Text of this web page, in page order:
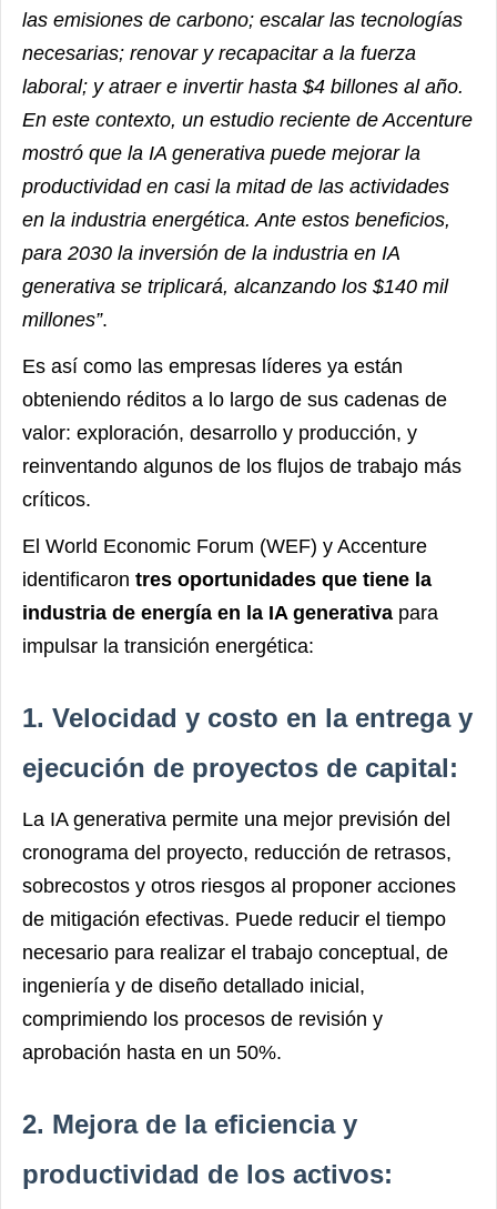
las emisiones de carbono; escalar las tecnologías
necesarias; renovar y recapacitar a la fuerza
laboral; y atraer e invertir hasta $4 billones al año.
En este contexto, un estudio reciente de Accenture
mostró que la IA generativa puede mejorar la
productividad en casi la mitad de las actividades
en la industria energética. Ante estos beneficios,
para 2030 la inversión de la industria en IA
generativa se triplicará, alcanzando los $140 mil
millones”.
Es así como las empresas líderes ya están
obteniendo réditos a lo largo de sus cadenas de
valor: exploración, desarrollo y producción, y
reinventando algunos de los flujos de trabajo más
críticos.
El World Economic Forum (WEF) y Accenture
identificaron tres oportunidades que tiene la
industria de energía en la IA generativa para
impulsar la transición energética:
1. Velocidad y costo en la entrega y
ejecución de proyectos de capital:
La IA generativa permite una mejor previsión del
cronograma del proyecto, reducción de retrasos,
sobrecostos y otros riesgos al proponer acciones
de mitigación efectivas. Puede reducir el tiempo
necesario para realizar el trabajo conceptual, de
ingeniería y de diseño detallado inicial,
comprimiendo los procesos de revisión y
aprobación hasta en un 50%.
2. Mejora de la eficiencia y
productividad de los activos: